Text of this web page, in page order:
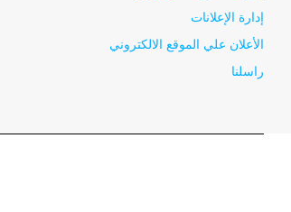
إدارة الإعلانات
الأعلان علي الموقع الالكتروني
راسلنا